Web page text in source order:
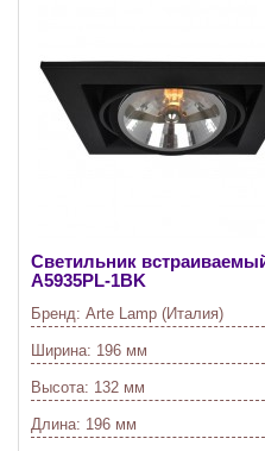
Светильник
A5935PL-1BK
Бренд: Arte Lamp (Италия)
Ширина: 196 мм
Высота: 132 мм
Длина: 196 мм